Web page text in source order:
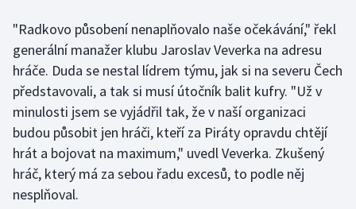
Florbal
Futsal
Golf
Gymnastika
Házená
"Radkovo působení nenaplňovalo naše očekávání," řekl
generální manažer klubu Jaroslav Veverka na adresu
hráče. Duda se nestal lídrem týmu, jak si na severu Čech
představovali, a tak si musí útočník balit kufry. "Už v
minulosti jsem se vyjádřil tak, že v naší organizaci
budou působit jen hráči, kteří za Piráty opravdu chtějí
hrát a bojovat na maximum," uvedl Veverka. Zkušený
hráč, který má za sebou řadu excesů, to podle něj
nesplňoval.